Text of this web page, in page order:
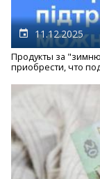
11.12.2025
Продукты за
приобрести, что